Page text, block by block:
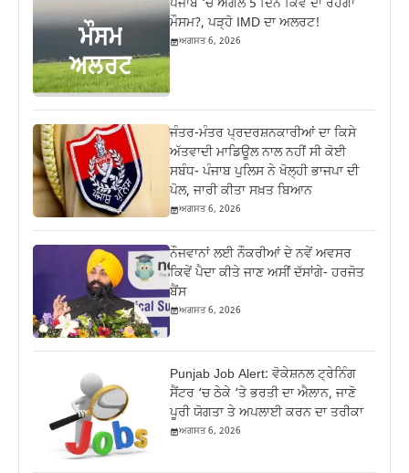
ਪੰਜਾਬ ‘ਚ ਅਗਲੇ 5 ਦਿਨ ਕਿਵੇਂ ਦਾ ਰਹੇਗਾ
ਮੌਸਮ?, ਪੜ੍ਹੋ IMD ਦਾ ਅਲਰਟ!
ਅਗਸਤ 6, 2026
ਜੰਤਰ-ਮੰਤਰ ਪ੍ਰਦਰਸ਼ਨਕਾਰੀਆਂ ਦਾ ਕਿਸੇ
ਅੱਤਵਾਦੀ ਮਾਡਿਊਲ ਨਾਲ ਨਹੀਂ ਸੀ ਕੋਈ
ਸਬੰਧ- ਪੰਜਾਬ ਪੁਲਿਸ ਨੇ ਖੋਲ੍ਹੀ ਭਾਜਪਾ ਦੀ
ਪੋਲ, ਜਾਰੀ ਕੀਤਾ ਸਖ਼ਤ ਬਿਆਨ
ਅਗਸਤ 6, 2026
ਨੌਜਵਾਨਾਂ ਲਈ ਨੌਕਰੀਆਂ ਦੇ ਨਵੇਂ ਅਵਸਰ
ਕਿਵੇਂ ਪੈਦਾ ਕੀਤੇ ਜਾਣ ਅਸੀਂ ਦੱਸਾਂਗੇ- ਹਰਜੋਤ
ਬੈਂਸ
ਅਗਸਤ 6, 2026
Punjab Job Alert: ਵੋਕੇਸ਼ਨਲ ਟ੍ਰੇਨਿੰਗ
ਸੈਂਟਰ ‘ਚ ਠੇਕੇ ‘ਤੇ ਭਰਤੀ ਦਾ ਐਲਾਨ, ਜਾਣੋ
ਪੂਰੀ ਯੋਗਤਾ ਤੇ ਅਪਲਾਈ ਕਰਨ ਦਾ ਤਰੀਕਾ
ਅਗਸਤ 6, 2026